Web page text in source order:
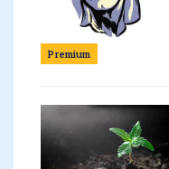
Premium